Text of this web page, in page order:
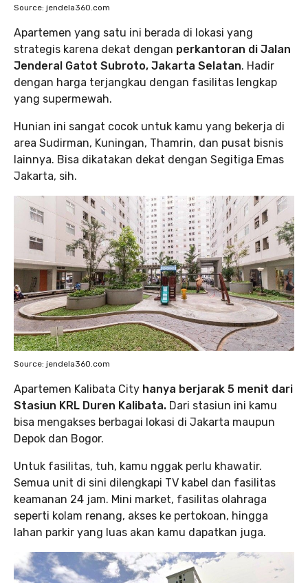
Source: jendela360.com
Apartemen yang satu ini berada di lokasi yang
strategis karena dekat dengan perkantoran di Jalan
Jenderal Gatot Subroto, Jakarta Selatan. Hadir
dengan harga terjangkau dengan fasilitas lengkap
yang supermewah.
Hunian ini sangat cocok untuk kamu yang bekerja di
area Sudirman, Kuningan, Thamrin, dan pusat bisnis
lainnya. Bisa dikatakan dekat dengan Segitiga Emas
Jakarta, sih.
Source: jendela360.com
Apartemen Kalibata City hanya berjarak 5 menit dari
Stasiun KRL Duren Kalibata. Dari stasiun ini kamu
bisa mengakses berbagai lokasi di Jakarta maupun
Depok dan Bogor.
Untuk fasilitas, tuh, kamu nggak perlu khawatir.
Semua unit di sini dilengkapi TV kabel dan fasilitas
keamanan 24 jam. Mini market, fasilitas olahraga
seperti kolam renang, akses ke pertokoan, hingga
lahan parkir yang luas akan kamu dapatkan juga.